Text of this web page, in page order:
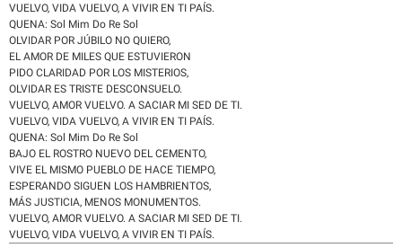
VUELVO, VIDA VUELVO, A VIVIR EN TI PAÍS.
QUENA: Sol Mim Do Re Sol
OLVIDAR POR JÚBILO NO QUIERO,
EL AMOR DE MILES QUE ESTUVIERON
PIDO CLARIDAD POR LOS MISTERIOS,
OLVIDAR ES TRISTE DESCONSUELO.
VUELVO, AMOR VUELVO. A SACIAR MI SED DE TI.
VUELVO, VIDA VUELVO, A VIVIR EN TI PAÍS.
QUENA: Sol Mim Do Re Sol
BAJO EL ROSTRO NUEVO DEL CEMENTO,
VIVE EL MISMO PUEBLO DE HACE TIEMPO,
ESPERANDO SIGUEN LOS HAMBRIENTOS,
MÁS JUSTICIA, MENOS MONUMENTOS.
VUELVO, AMOR VUELVO. A SACIAR MI SED DE TI.
VUELVO, VIDA VUELVO, A VIVIR EN TI PAÍS.